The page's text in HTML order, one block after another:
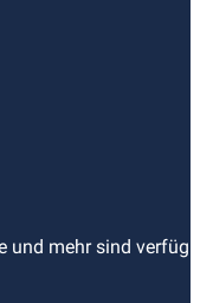
und mehr sind